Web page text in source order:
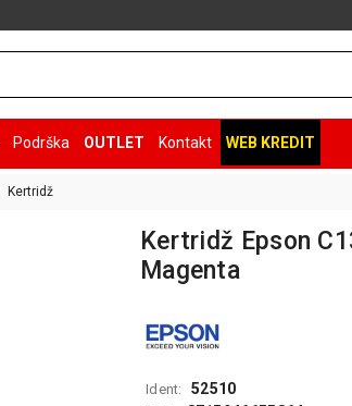
Podrška OUTLET Kontakt WEB KREDIT
Kertridž
Kertridž Epson
Magenta
Ident: 52510